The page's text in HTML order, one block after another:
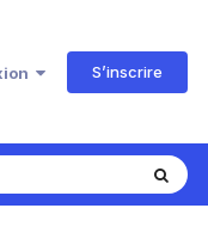
S’inscrire